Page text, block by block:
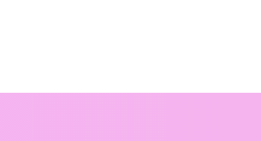
PAEONIA